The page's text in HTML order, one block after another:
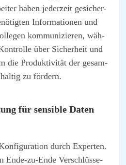
haben jeder­zeit gesi­cher­
Infor­ma­tio­nen und
kom­mu­ni­zie­ren, wäh­
über Sicher­heit und
die Pro­duk­ti­vi­tät der gesam­
zu för­dern.
für sen­si­ble Daten
durch Exper­ten.
Ende-zu-Ende Ver­schlüs­se­